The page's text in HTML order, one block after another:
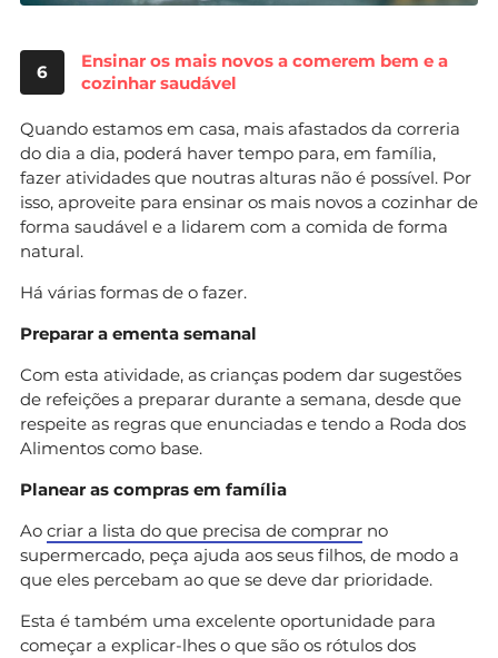
6
Ensinar os mais novos a comerem bem e a
cozinhar saudável
Quando estamos em casa, mais afastados da correria
do dia a dia, poderá haver tempo para, em família,
fazer atividades que noutras alturas não é possível. Por
isso, aproveite para ensinar os mais novos a cozinhar de
forma saudável e a lidarem com a comida de forma
natural.
Há várias formas de o fazer.
Preparar a ementa semanal
Com esta atividade, as crianças podem dar sugestões
de refeições a preparar durante a semana, desde que
respeite as regras que enunciadas e tendo a Roda dos
Alimentos como base.
Planear as compras em família
Ao criar a lista do que precisa de comprar no
supermercado, peça ajuda aos seus filhos, de modo a
que eles percebam ao que se deve dar prioridade.
Esta é também uma excelente oportunidade para
começar a explicar-lhes o que são os rótulos dos